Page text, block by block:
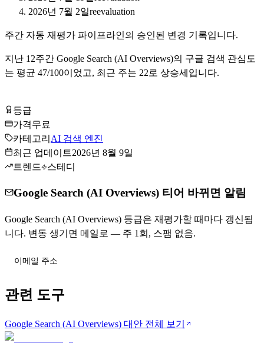
2026년 7월 2일reevaluation
주간 자동 재평가 파이프라인의 승인된 변경 기록입니다.
지난 12주간 Google Search (AI Overviews)의 구글 검색 관심도
는 평균 47/100이었고, 최근 주는 22로 상승세입니다.
등급
가격무료
카테고리 AI 검색 엔진
최근 업데이트2026년 8월 9일
트렌드
스테디
Google Search (AI Overviews) 티어 바뀌면 알림
Google Search (AI Overviews) 등급은 재평가할 때마다 갱신됩
니다. 변동 생기면 메일로 — 주 1회, 스팸 없음.
관련 도구
Google Search (AI Overviews) 대안 전체 보기